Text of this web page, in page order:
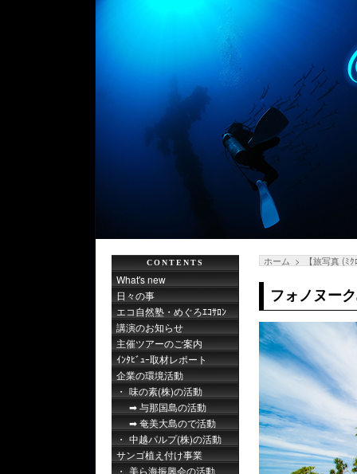
ホーム 【旅写真 (ﾐ
フォノヌー
CONTENTS
What's new
日々の事
エコ自然塾・めぐろｴｺｻﾛﾝ
講演のお知らせ
主催ツアーのご案内
ｲﾝﾀﾋﾞｭｰ取材レポート
企業の環境活動
味の素(株)の活動
与那国島の活動
奄美大島ので活動
中越パルプ(株)の活動
サンゴ植え付け事業
美ら海振興会の活動